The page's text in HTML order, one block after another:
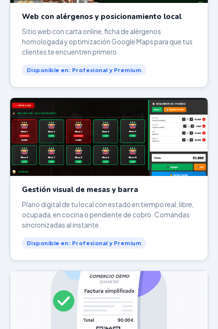
Web con alérgenos y posicionamiento local
Sitio web con carta online, ficha de alérgenos
homologada y optimización Google Maps para que tus
clientes te encuentren primero.
Disponible en: Profesional y Premium
Gestión visual de mesas y barra
Plano digital de tu local con estado en tiempo real: libre,
ocupada, en cocina o pendiente de cobro. Comandas
sincronizadas al instante.
Disponible en: Profesional y Premium